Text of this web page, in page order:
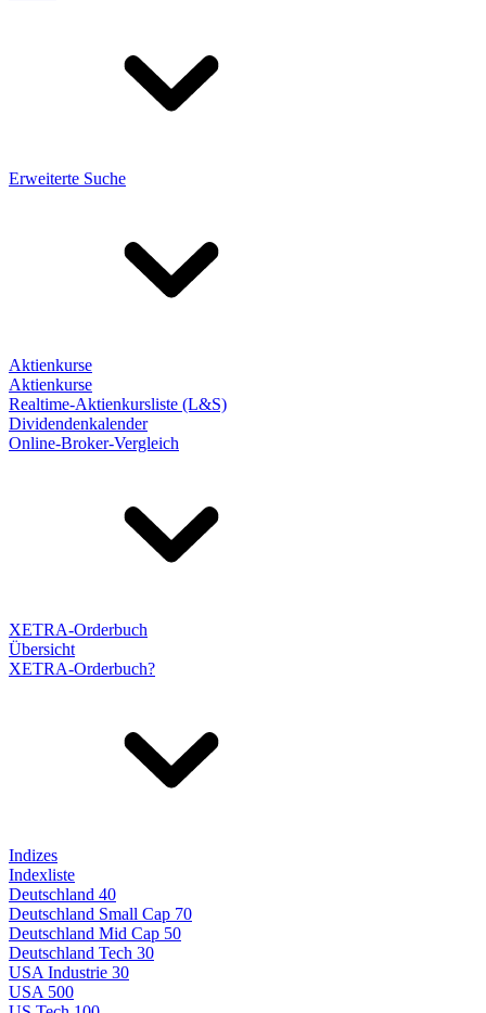
Erweiterte Suche
Aktienkurse
Aktienkurse
Realtime-Aktienkursliste (L&S)
Dividendenkalender
Online-Broker-Vergleich
XETRA-Orderbuch
Übersicht
XETRA-Orderbuch?
Indizes
Indexliste
Deutschland 40
Deutschland Small Cap 70
Deutschland Mid Cap 50
Deutschland Tech 30
USA Industrie 30
USA 500